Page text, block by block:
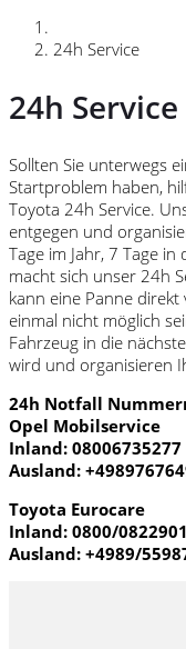
24h Service
24h Service
Sollten Sie unterwegs
Startproblem haben,
Toyota 24h Service.
entgegen und
Tage im Jahr, 7 Tage
macht sich unser 24h
kann eine Panne
einmal nicht möglich
Fahrzeug in die
wird und organisieren
24h Notfall
Opel Mobilservice
Inland: 08006735277
Ausland:
Toyota Eurocare
Inland: 0800/0822901
Ausland: +4989/